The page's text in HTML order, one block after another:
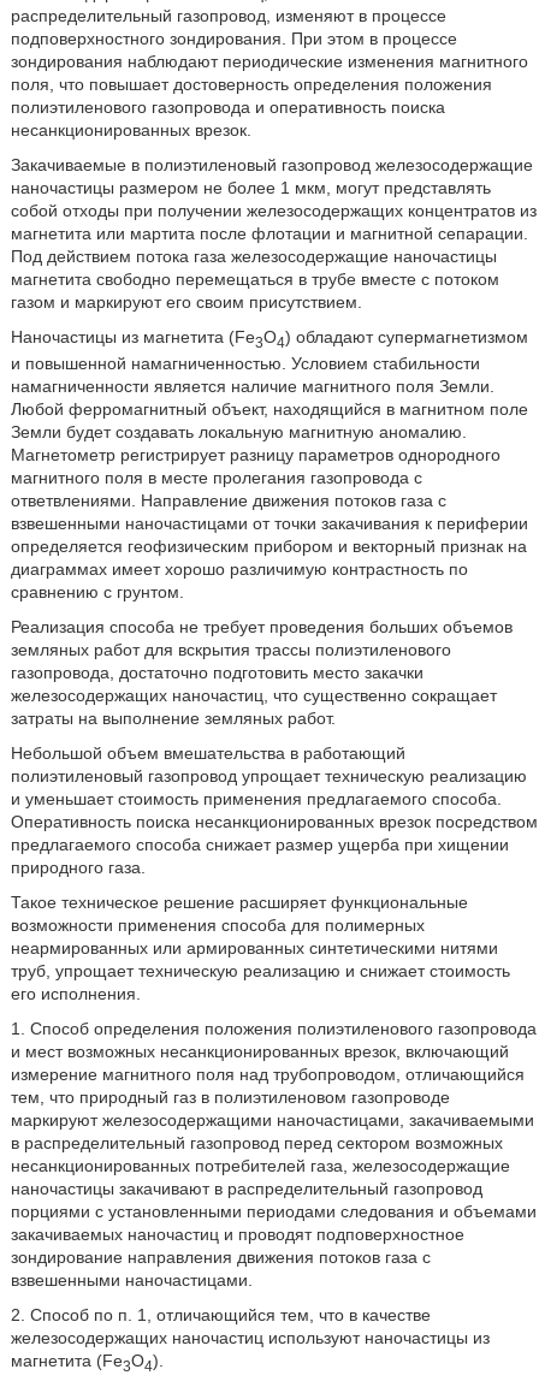
распределительный газопровод, изменяют в процессе
подповерхностного зондирования. При этом в процессе
зондирования наблюдают периодические изменения магнитного
поля, что повышает достоверность определения положения
полиэтиленового газопровода и оперативность поиска
несанкционированных врезок.
Закачиваемые в полиэтиленовый газопровод железосодержащие
наночастицы размером не более 1 мкм, могут представлять
собой отходы при получении железосодержащих концентратов из
магнетита или мартита после флотации и магнитной сепарации.
Под действием потока газа железосодержащие наночастицы
магнетита свободно перемещаться в трубе вместе с потоком
газом и маркируют его своим присутствием.
Наночастицы из магнетита (Fe3O4) обладают супермагнетизмом
и повышенной намагниченностью. Условием стабильности
намагниченности является наличие магнитного поля Земли.
Любой ферромагнитный объект, находящийся в магнитном поле
Земли будет создавать локальную магнитную аномалию.
Магнетометр регистрирует разницу параметров однородного
магнитного поля в месте пролегания газопровода с
ответвлениями. Направление движения потоков газа с
взвешенными наночастицами от точки закачивания к периферии
определяется геофизическим прибором и векторный признак на
диаграммах имеет хорошо различимую контрастность по
сравнению с грунтом.
Реализация способа не требует проведения больших объемов
земляных работ для вскрытия трассы полиэтиленового
газопровода, достаточно подготовить место закачки
железосодержащих наночастиц, что существенно сокращает
затраты на выполнение земляных работ.
Небольшой объем вмешательства в работающий
полиэтиленовый газопровод упрощает техническую реализацию
и уменьшает стоимость применения предлагаемого способа.
Оперативность поиска несанкционированных врезок посредством
предлагаемого способа снижает размер ущерба при хищении
природного газа.
Такое техническое решение расширяет функциональные
возможности применения способа для полимерных
неармированных или армированных синтетическими нитями
труб, упрощает техническую реализацию и снижает стоимость
его исполнения.
1. Способ определения положения полиэтиленового газопровода
и мест возможных несанкционированных врезок, включающий
измерение магнитного поля над трубопроводом, отличающийся
тем, что природный газ в полиэтиленовом газопроводе
маркируют железосодержащими наночастицами, закачиваемыми
в распределительный газопровод перед сектором возможных
несанкционированных потребителей газа, железосодержащие
наночастицы закачивают в распределительный газопровод
порциями с установленными периодами следования и объемами
закачиваемых наночастиц и проводят подповерхностное
зондирование направления движения потоков газа с
взвешенными наночастицами.
2. Способ по п. 1, отличающийся тем, что в качестве
железосодержащих наночастиц используют наночастицы из
магнетита (Fe3O4).